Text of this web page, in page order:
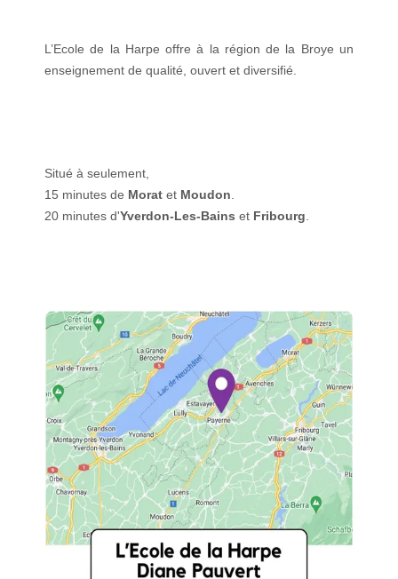
L’Ecole de la Harpe offre à la région de la Broye un
enseignement de qualité, ouvert et diversifié.
Situé à seulement,
15 minutes de Morat et Moudon
20 minutes d'Yverdon-Les-Bains et Fribourg